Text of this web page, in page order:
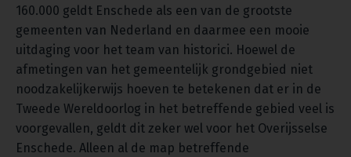
160.000 geldt Enschede als een van de grootste
gemeenten van Nederland en daarmee een mooie
uitdaging voor het team van historici. Hoewel de
afmetingen van het gemeentelijk grondgebied niet
noodzakelijkerwijs hoeven te betekenen dat er in de
Tweede Wereldoorlog in het betreffende gebied veel is
voorgevallen, geldt dit zeker wel voor het Overijsselse
Enschede. Alleen al de map betreffende